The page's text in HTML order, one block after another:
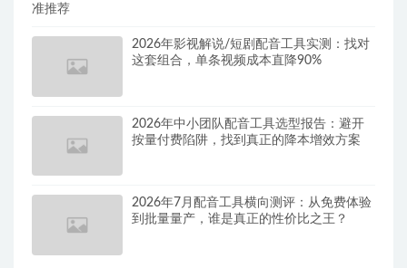
准推荐
2026年影视解说/短剧配音工具实测：找对
这套组合，单条视频成本直降90%
2026年中小团队配音工具选型报告：避开
按量付费陷阱，找到真正的降本增效方案
2026年7月配音工具横向测评：从免费体验
到批量量产，谁是真正的性价比之王？